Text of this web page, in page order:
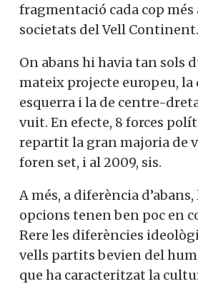
fragmentació cada cop més
societats del Vell Continent.
On abans hi havia tan sols
mateix projecte europeu, la
esquerra i la de centre-
vuit. En efecte, 8 forces
repartit la gran majoria de
foren set, i al 2009, sis.
A més, a diferència
opcions tenen ben poc en
Rere les diferències
vells partits bevien del
que ha caracteritzat la